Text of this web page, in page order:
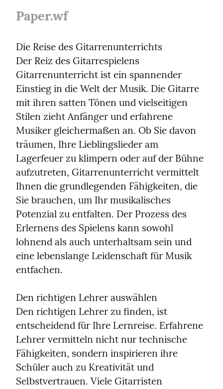
Paper.wf
Die Reise des Gitarrenunterrichts
Der Reiz des Gitarrespielens
Gitarrenunterricht ist ein spannender
Einstieg in die Welt der Musik. Die Gitarre
mit ihren satten Tönen und vielseitigen
Stilen zieht Anfänger und erfahrene
Musiker gleichermaßen an. Ob Sie davon
träumen, Ihre Lieblingslieder am
Lagerfeuer zu klimpern oder auf der Bühne
aufzutreten, Gitarrenunterricht vermittelt
Ihnen die grundlegenden Fähigkeiten, die
Sie brauchen, um Ihr musikalisches
Potenzial zu entfalten. Der Prozess des
Erlernens des Spielens kann sowohl
lohnend als auch unterhaltsam sein und
eine lebenslange Leidenschaft für Musik
entfachen.
Den richtigen Lehrer auswählen
Den richtigen Lehrer zu finden, ist
entscheidend für Ihre Lernreise. Erfahrene
Lehrer vermitteln nicht nur technische
Fähigkeiten, sondern inspirieren ihre
Schüler auch zu Kreativität und
Selbstvertrauen. Viele Gitarristen